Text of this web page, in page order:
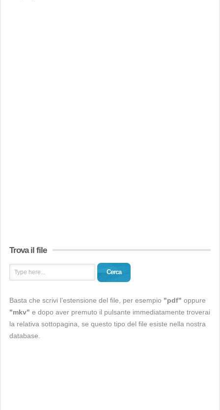
Trova il file
Cerca
Basta che scrivi l’estensione del file, per esempio "pdf" oppure
"mkv" e dopo aver premuto il pulsante immediatamente troverai
la relativa sottopagina, se questo tipo del file esiste nella nostra
database.